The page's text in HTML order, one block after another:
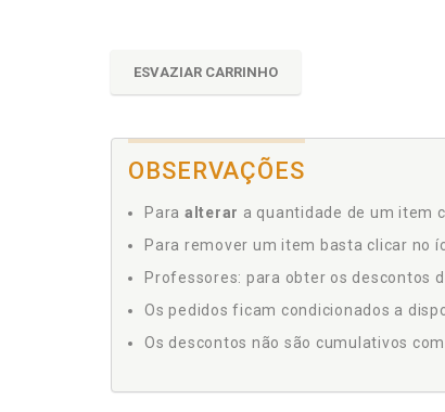
ESVAZIAR CARRINHO
OBSERVAÇÕES
Para alterar a quantidade de um item
Para remover um item basta clicar no
Professores: para obter os descontos
Os pedidos ficam condicionados a
Os descontos não são cumulativos